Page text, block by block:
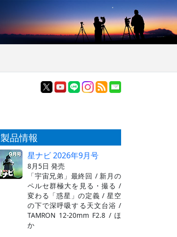
製品情報
星ナビ 2026年9月号
8月5日 発売
「宇宙兄弟」最終回 / 新月の
ペルセ群極大を見る・撮る /
変わる「惑星」の定義 / 星空
の下で深呼吸する天文台浴 /
TAMRON 12-20mm F2.8 / ほ
か